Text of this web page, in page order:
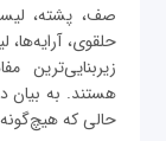
صف، پشته،
زیربنایی‌ترین
هستند. به بیان
حالی که هیچ‌گونه